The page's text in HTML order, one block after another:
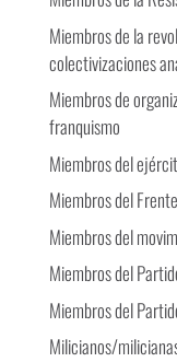
Miembros de la
colectivizaciones
Miembros de
franquismo
Miembros del
Miembros del
Miembros del
Miembros del
Miembros del
Milicianos/